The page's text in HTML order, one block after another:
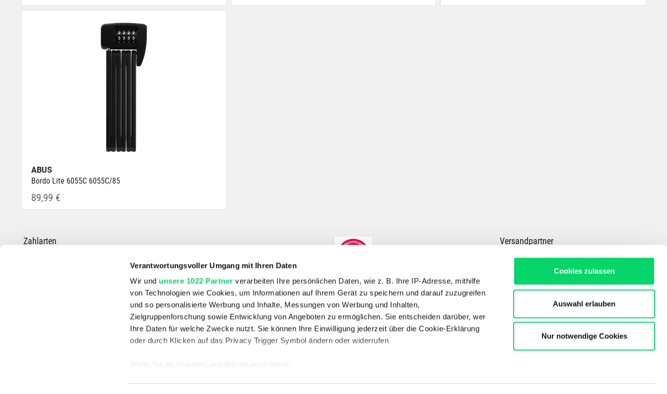
Verantwortungsvoller Umgang mit Ihren Daten
Wir und unsere 1022 Partner verarbeiten Ihre persönlichen Daten, wie z. B. Ihre IP-Adresse, mithilfe
von Technologien wie Cookies, um Informationen auf Ihrem Gerät zu speichern und darauf zuzugreifen
und so personalisierte Werbung und Inhalte, Messungen von Werbung und Inhalten,
Zielgruppenforschung sowie Entwicklung von Angeboten zu ermöglichen. Sie entscheiden darüber, wer
Ihre Daten für welche Zwecke nutzt. Sie können Ihre Einwilligung jederzeit über die Cookie-Erklärung
oder durch Klicken auf das Privacy Trigger Symbol ändern oder widerrufen
Wenn Sie es erlauben, würden wir auch gerne:
Cookies zulassen
Auswahl erlauben
Nur notwendige Cookies
ABUS
Bordo Lite 6055C 6055C/85
89,99 €
Zahlarten Versandpartner
*Die durchgestrichenen Preise entsprechen dem UVP des Herstellers.
SHOP
E-Bikes Fahrrad Outdoor Skitouren Wandern
Unternehmen